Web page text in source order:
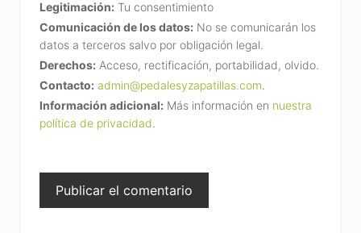
Legitimación: Tu consentimiento
Comunicación de los datos: No se comunicarán los
datos a terceros salvo por obligación legal.
Derechos: Acceso, rectificación, portabilidad, olvido.
Contacto: admin@pedalesyzapatillas.com.
Información adicional: Más información en nuestra
política de privacidad.